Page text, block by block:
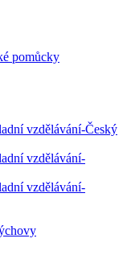
pomůcky
vzdělávání-Český
vzdělávání-
vzdělávání-